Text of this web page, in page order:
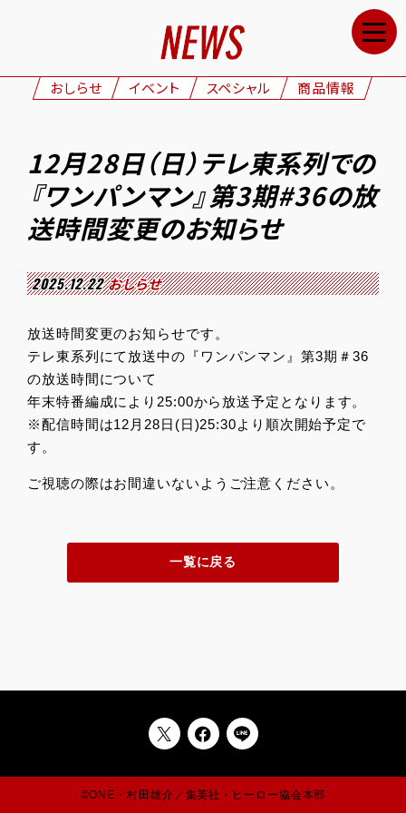
NEWS
STAFF&CAST
CHARACTERS
ONAIR
GOODS
MOVIE
SPECIAL
GALLERY
おしらせ イベント スペシャル 商品情報
12月28日（日）テレ東系列での
『ワンパンマン』第3期#36の放
送時間変更のお知らせ
2025.12.22 おしらせ
放送時間変更のお知らせです。
テレ東系列にて放送中の『ワンパンマン』第3期＃36
の放送時間について
年末特番編成により25:00から放送予定となります。
※配信時間は12月28日(日)25:30より順次開始予定で
す。
ご視聴の際はお間違いないようご注意ください。
一覧に戻る
©ONE・村田雄介／集英社・ヒーロー協会本部